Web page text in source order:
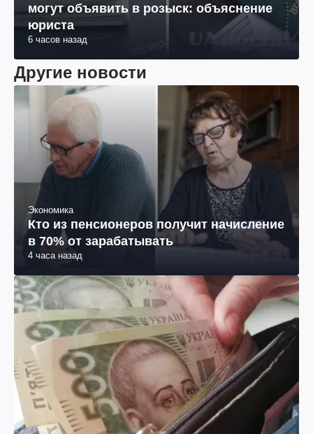
могут объявить в розыск: объяснение
юриста
6 часов назад
Другие новости
Экономика
Кто из пенсионеров получит начисление
в 70% от зарабатывать
4 часа назад